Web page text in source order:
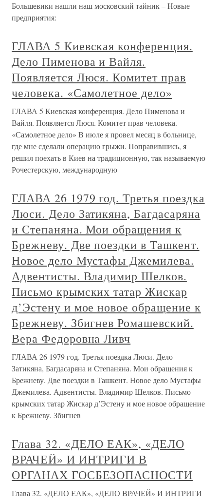
Большевики нашли наш московский тайник – Новые
предприятия:
ГЛАВА 5 Киевская конференция.
Дело Пименова и Вайля.
Появляется Люся. Комитет прав
человека. «Самолетное дело»
ГЛАВА 5 Киевская конференция. Дело Пименова и
Вайля. Появляется Люся. Комитет прав человека.
«Самолетное дело» В июле я провел месяц в больнице,
где мне сделали операцию грыжи. Поправившись, я
решил поехать в Киев на традиционную, так называемую
Рочестерскую, международную
ГЛАВА 26 1979 год. Третья поездка
Люси. Дело Затикяна, Багдасаряна
и Степаняна. Мои обращения к
Брежневу. Две поездки в Ташкент.
Новое дело Мустафы Джемилева.
Адвентисты. Владимир Шелков.
Письмо крымских татар Жискар
д’Эстену и мое новое обращение к
Брежневу. Збигнев Ромашевский.
Вера Федоровна Ливч
ГЛАВА 26 1979 год. Третья поездка Люси. Дело
Затикяна, Багдасаряна и Степаняна. Мои обращения к
Брежневу. Две поездки в Ташкент. Новое дело Мустафы
Джемилева. Адвентисты. Владимир Шелков. Письмо
крымских татар Жискар д’Эстену и мое новое обращение
к Брежневу. Збигнев
Глава 32. «ДЕЛО ЕАК», «ДЕЛО
ВРАЧЕЙ» И ИНТРИГИ В
ОРГАНАХ ГОСБЕЗОПАСНОСТИ
Глава 32. «ДЕЛО ЕАК», «ДЕЛО ВРАЧЕЙ» И ИНТРИГИ